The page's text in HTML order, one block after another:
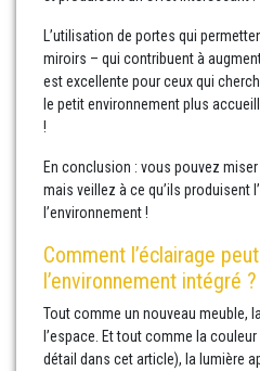
L’utilisation de portes qui
miroirs – qui contribuent à
est excellente pour ceux qui
le petit environnement plus
!
En conclusion : vous pouvez
mais veillez à ce qu’ils produisent
l’environnement !
Comment l’éclairage
l’environnement intégré ?
Tout comme un nouveau meuble,
l’espace. Et tout comme la
détail dans cet article), la lumière